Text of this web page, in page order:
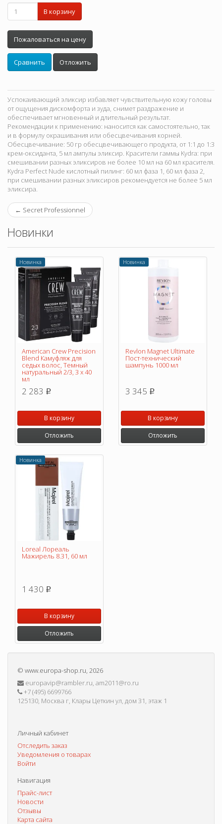
В корзину
Пожаловаться на цену
Сравнить Отложить
Успокаивающий эликсир избавляет чувствительную кожу головы
от ощущения дискомфорта и зуда, снимет раздражение и
обеспечивает мгновенный и длительный результат.
Рекомендации к применению: наносится как самостоятельно, так
и в формулу окрашивания или обесцвечивания корней.
Обесцвечивание: 50 гр обесцвечивающего продукта, от 1:1 до 1:3
крем-оксиданта, 5 мл ампулы эликсир. Красители гаммы Kydra: при
смешивании разных эликсиров не более 10 мл на 60 мл красителя.
Kydra Perfect Nude кислотный пилинг: 60 мл фаза 1, 60 мл фаза 2,
при смешивании разных эликсиров рекомендуется не более 5 мл
эликсира.
← Secret Professionnel
Новинки
Новинка
American Crew Precision
Blend Камуфляж для
седых волос, Темный
натуральный 2/3, 3 х 40
мл
2 283 p
В корзину
Отложить
Новинка
Revlon Magnet Ultimate
Пост-технический
шампунь 1000 мл
3 345 p
В корзину
Отложить
Новинка
Loreal Лореаль
Мажирель 8.31, 60 мл
1 430 p
В корзину
Отложить
© www.europa-shop.ru, 2026
europavip@rambler.ru, am2011@ro.ru
+7 (495) 6699766
125130, Москва г, Клары Цеткин ул, дом 31, этаж 1
Личный кабинет
Отследить заказ
Уведомления о товарах
Войти
Навигация
Прайс-лист
Новости
Отзывы
Карта сайта